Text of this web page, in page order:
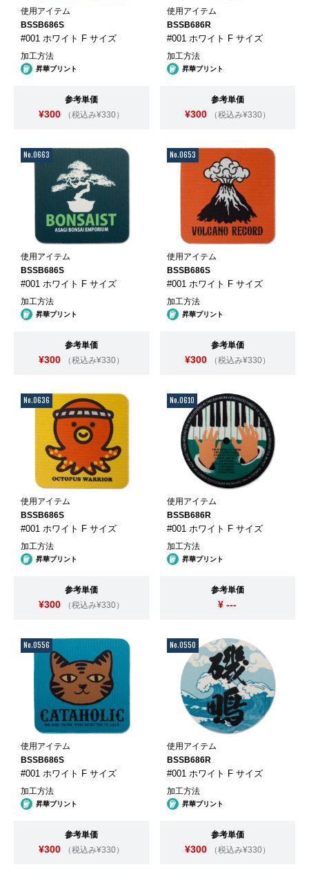
使用アイテム
BSSB686S
#001 ホワイト F サイズ
加工方法
昇華プリント
参考単価
¥300 （税込み¥330）
使用アイテム
BSSB686R
#001 ホワイト F サイズ
加工方法
昇華プリント
参考単価
¥300 （税込み¥330）
No.0663
使用アイテム
BSSB686S
#001 ホワイト F サイズ
加工方法
昇華プリント
参考単価
¥300 （税込み¥330）
No.0653
使用アイテム
BSSB686S
#001 ホワイト F サイズ
加工方法
昇華プリント
参考単価
¥300 （税込み¥330）
No.0636
使用アイテム
BSSB686S
#001 ホワイト F サイズ
加工方法
昇華プリント
参考単価
¥300 （税込み¥330）
No.0610
使用アイテム
BSSB686R
#001 ホワイト F サイズ
加工方法
昇華プリント
参考単価
¥ ---
No.0556
使用アイテム
BSSB686S
#001 ホワイト F サイズ
加工方法
昇華プリント
参考単価
¥300 （税込み¥330）
No.0550
使用アイテム
BSSB686R
#001 ホワイト F サイズ
加工方法
昇華プリント
参考単価
¥300 （税込み¥330）